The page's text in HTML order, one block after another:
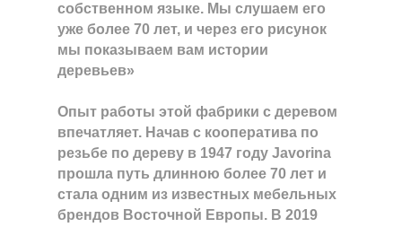
собственном языке. Мы слушаем его
уже более 70 лет, и через его рисунок
мы показываем вам истории
деревьев»
Опыт работы этой фабрики с деревом
впечатляет. Начав с кооператива по
резьбе по дереву в 1947 году Javorina
прошла путь длинною более 70 лет и
стала одним из известных мебельных
брендов Восточной Европы. В 2019